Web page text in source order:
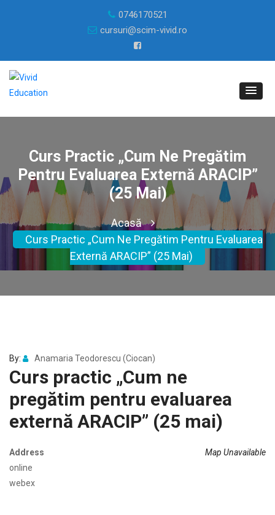
0746170521
cursuri@scim-vivid.ro
Curs Practic „Cum Ne Pregătim
Pentru Evaluarea Externă ARACIP”
(25 Mai)
Acasă
Curs Practic „Cum Ne Pregătim Pentru Evaluarea
Externă ARACIP” (25 Mai)
By: Anamaria Teodorescu (Ciocan)
Curs practic „Cum ne
pregătim pentru evaluarea
externă ARACIP” (25 mai)
Map Unavailable
Address
online
webex